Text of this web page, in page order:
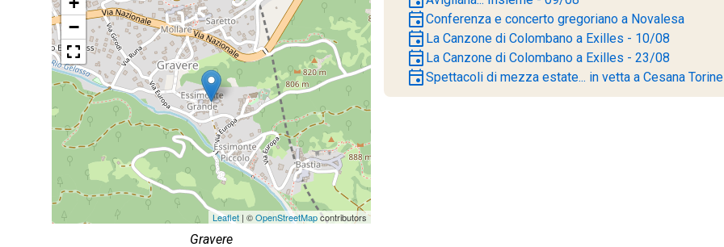
−
Leaflet| ©OpenStreetMapcontributors
Gravere
eventConferenza e concerto gregoriano a Novalesa
event La Canzone di Colombano a Exilles - 10/08
event La Canzone di Colombano a Exilles - 23/08
eventSpettacoli di mezza estate... in vetta a Cesana